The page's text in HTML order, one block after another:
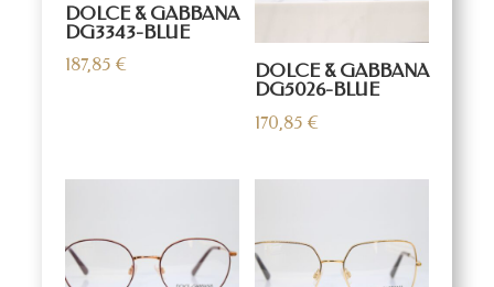
DOLCE & GABBANA
DG3343-BLUE
187,85 €
DOLCE & GABBANA
DG5026-BLUE
170,85 €